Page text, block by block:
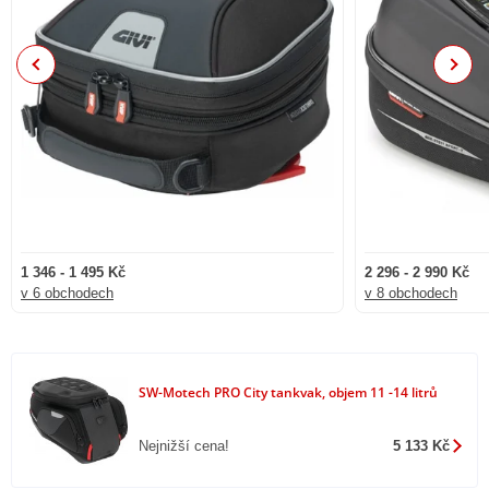
- Síťované přihrádky v interiéru
- Ochrana proti povětrnostním vlivům s dodanou pláštěnkou
- Robustní rukojeť pro přenášení
- Průchod kabelu vpředu a vzadu
- Lze použít s lankovým zámkem nebo ochranou proti krádeži
- 1 x PRO horní kroužek
- Montážní materiál
Podrobnosti
1 346 - 1 495 Kč
v 6 obchodech
2 296 - 2 990 Kč
v 8 obchodech
Previous Next
SW-Motech PRO City tankvak, objem 11 -14 litrů
Nejnižší cena! 5 133 Kč